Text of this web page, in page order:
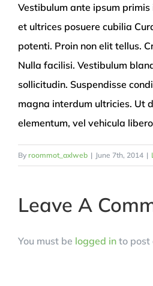
Vestibulum ante ipsum
et ultrices posuere cubilia
potenti. Proin non elit tellus.
Nulla facilisi. Vestibulum
sollicitudin. Suspendisse
magna interdum ultricies. Ut
elementum, vel vehicula
By roommot_axlweb | June 7th, 2014 |
Leave A
You must be logged in to post